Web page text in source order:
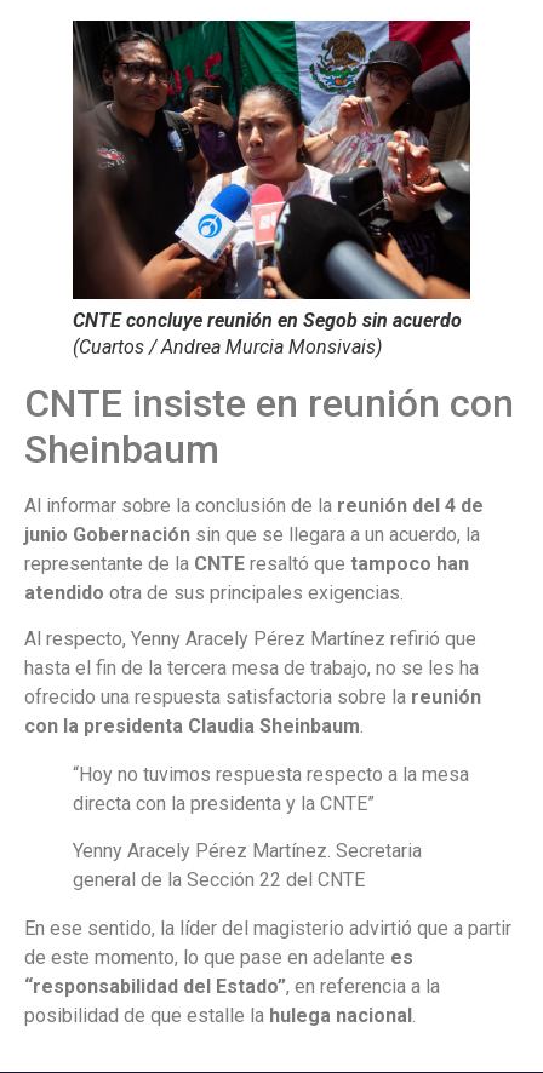
CNTE concluye reunión en Segob sin acuerdo
(Cuartos / Andrea Murcia Monsivais)
CNTE insiste en reunión con
Sheinbaum
Al informar sobre la conclusión de la reunión del 4 de
junio Gobernación sin que se llegara a un acuerdo, la
representante de la CNTE resaltó que tampoco han
atendido otra de sus principales exigencias.
Al respecto, Yenny Aracely Pérez Martínez refirió que
hasta el fin de la tercera mesa de trabajo, no se les ha
ofrecido una respuesta satisfactoria sobre la reunión
con la presidenta Claudia Sheinbaum.
“Hoy no tuvimos respuesta respecto a la mesa
directa con la presidenta y la CNTE”
Yenny Aracely Pérez Martínez. Secretaria
general de la Sección 22 del CNTE
En ese sentido, la líder del magisterio advirtió que a partir
de este momento, lo que pase en adelante es
“responsabilidad del Estado”, en referencia a la
posibilidad de que estalle la hulega nacional.